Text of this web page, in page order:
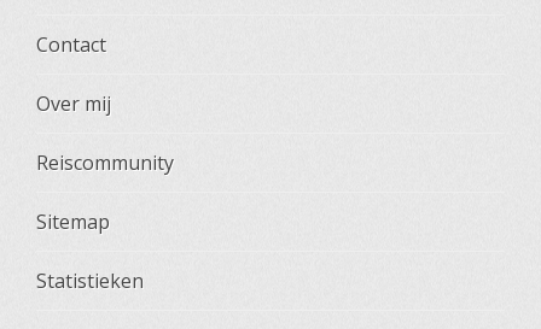
Contact
Over mij
Reiscommunity
Sitemap
Statistieken